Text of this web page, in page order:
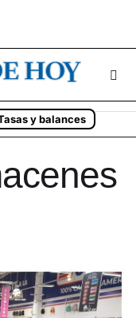
y balances